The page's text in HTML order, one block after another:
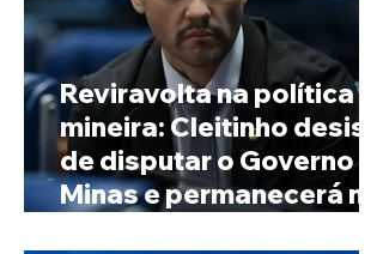
Reviravolta na política
mineira: Cleitinho desiste
de disputar o Governo de
Minas e permanecerá no